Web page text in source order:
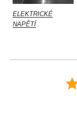
ELEKTRICKÉ
NAPĚTÍ